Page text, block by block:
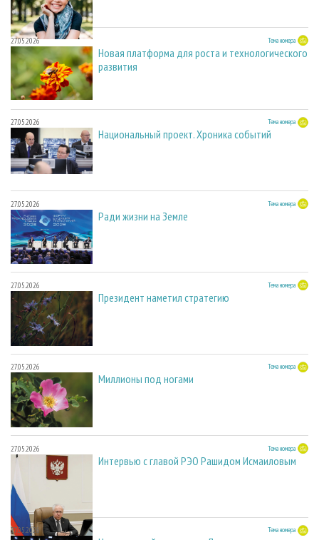
27.05.2026 Тема номера
Новая платформа для роста и технологического
развития
27.05.2026 Тема номера
Национальный проект. Хроника событий
27.05.2026 Тема номера
Ради жизни на Земле
27.05.2026 Тема номера
Президент наметил стратегию
27.05.2026 Тема номера
Миллионы под ногами
27.05.2026 Тема номера
Интервью с главой РЭО Рашидом Исмаиловым
27.05.2026 Тема номера